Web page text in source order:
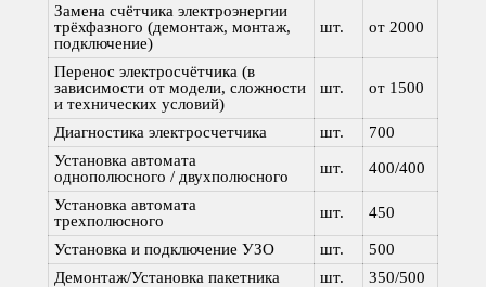
Замена счётчика электроэнергии
трёхфазного (демонтаж, монтаж,
подключение)
шт. от 2000
Перенос электросчётчика (в
зависимости от модели, сложности
и технических условий)
шт. от 1500
Диагностика электросчетчика шт.
700
Установка автомата
однополюсного / двухполюсного
шт. 400/400
Установка автомата
трехполюсного
шт. 450
Установка и подключение УЗО шт.
500
Демонтаж/Установка пакетника
шт. 350/500